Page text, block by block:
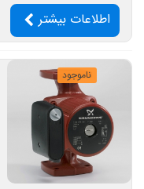
اطلاعات بیشتر
ناموجود